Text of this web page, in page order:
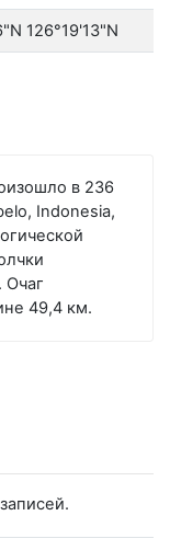
126°19'13"N
в 236
Indonesia,
Очаг
49,4 км.
записей.